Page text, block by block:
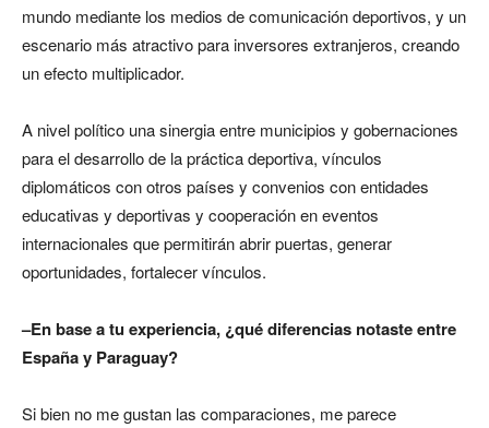
mundo mediante los medios de comunicación deportivos, y un
escenario más atractivo para inversores extranjeros, creando
un efecto multiplicador.
A nivel político una sinergia entre municipios y gobernaciones
para el desarrollo de la práctica deportiva, vínculos
diplomáticos con otros países y convenios con entidades
educativas y deportivas y cooperación en eventos
internacionales que permitirán abrir puertas, generar
oportunidades, fortalecer vínculos.
–En base a tu experiencia, ¿qué diferencias notaste entre
España y Paraguay?
Si bien no me gustan las comparaciones, me parece